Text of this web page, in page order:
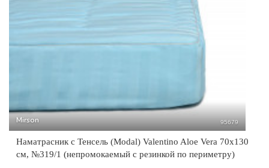
Mirson 95679
Наматрасник с Тенсель (Modal) Valentino Aloe Vera 70x130
см, №319/1 (непромокаемый с резинкой по периметру)